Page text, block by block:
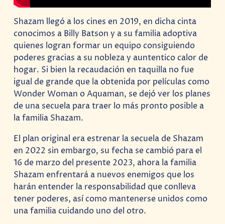
Shazam llegó a los cines en 2019, en dicha cinta
conocimos a Billy Batson y a su familia adoptiva
quienes logran formar un equipo consiguiendo
poderes gracias a su nobleza y auntentico calor de
hogar. Si bien la recaudación en taquilla no fue
igual de grande que la obtenida por películas como
Wonder Woman o Aquaman, se dejó ver los planes
de una secuela para traer lo más pronto posible a
la familia Shazam.
El plan original era estrenar la secuela de Shazam
en 2022 sin embargo, su fecha se cambió para el
16 de marzo del presente 2023, ahora la familia
Shazam enfrentará a nuevos enemigos que los
harán entender la responsabilidad que conlleva
tener poderes, así como mantenerse unidos como
una familia cuidando uno del otro.